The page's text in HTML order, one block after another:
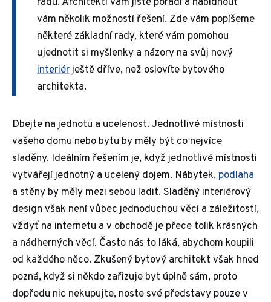
vám několik možností řešení. Zde vám popíšeme
některé základní rady, které vám pomohou
ujednotit si myšlenky a názory na svůj nový
interiérještě dříve, než oslovíte bytového
architekta.
Dbejte na jednotu a ucelenost. Jednotlivé místnosti
vašeho domu nebo bytu by měly být co nejvíce
sladěny. Ideálním řešením je, když jednotlivé místnosti
vytvářejí jednotný a ucelený dojem. Nábytek, podlaha
a stěny by měly mezi sebou ladit. Sladěný interiérový
design však není vůbec jednoduchou věcí a záležitostí,
vždyť na internetu a v obchodě je přece tolik krásných
a nádherných věcí. Často nás to láká, abychom koupili
od každého něco. Zkušený bytový architekt však hned
pozná, když si někdo zařizuje byt úplně sám, proto
dopředu nic nekupujte, noste své představy pouze v